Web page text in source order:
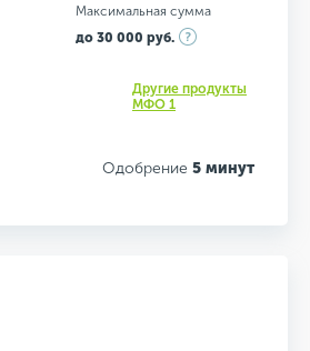
Максимальная сумма
до 30 000 руб.
Другие продукты
МФО 1
Одобрение 5 минут